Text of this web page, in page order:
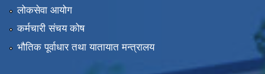
लोकसेवा आयोग
कर्मचारी संचय कोष
भौतिक पूर्वाधार तथा यातायात मन्त्रालय